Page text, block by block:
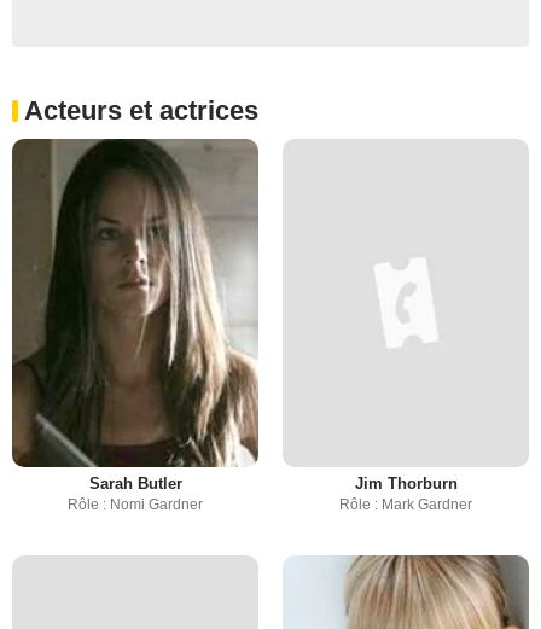
Acteurs et actrices
Sarah Butler
Rôle : Nomi Gardner
Jim Thorburn
Rôle : Mark Gardner